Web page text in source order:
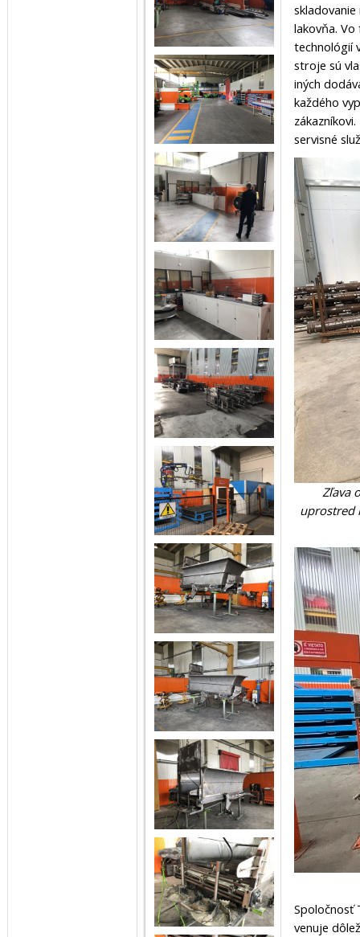
lakovňa.
technológií
stroje sú
iných
každého
servisné
Zľava
uprostred
Spoločnosť
venuje